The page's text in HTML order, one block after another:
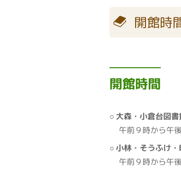
開館時
開館時間
大森・小倉台図書
午前９時から午
小林・そうふけ
午前９時から午